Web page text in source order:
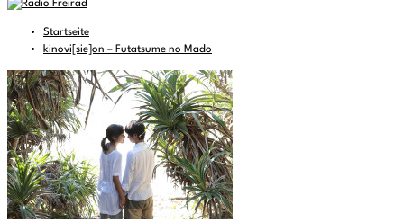
Startseite
kinovi[sie]on – Futatsume no Mado